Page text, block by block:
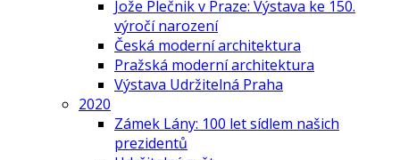
Jože Plečnik v Praze: Výstava ke 150.
výročí narození
Česká moderní architektura
Pražská moderní architektura
Výstava Udržitelná Praha
2020
Zámek Lány: 100 let sídlem našich
prezidentů